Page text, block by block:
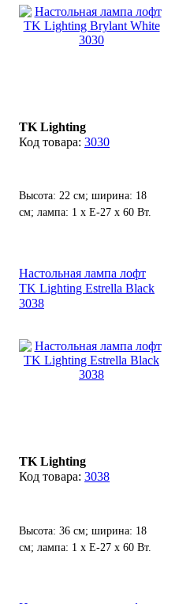
TK Lighting
3030
Высота: 22 см; ширина: 18
см; лампа: 1 х Е-27 х 60 Вт.
Настольная лампа лофт
TK Lighting Estrella Black
3038
TK Lighting
3038
Высота: 36 см; ширина: 18
см; лампа: 1 х Е-27 х 60 Вт.